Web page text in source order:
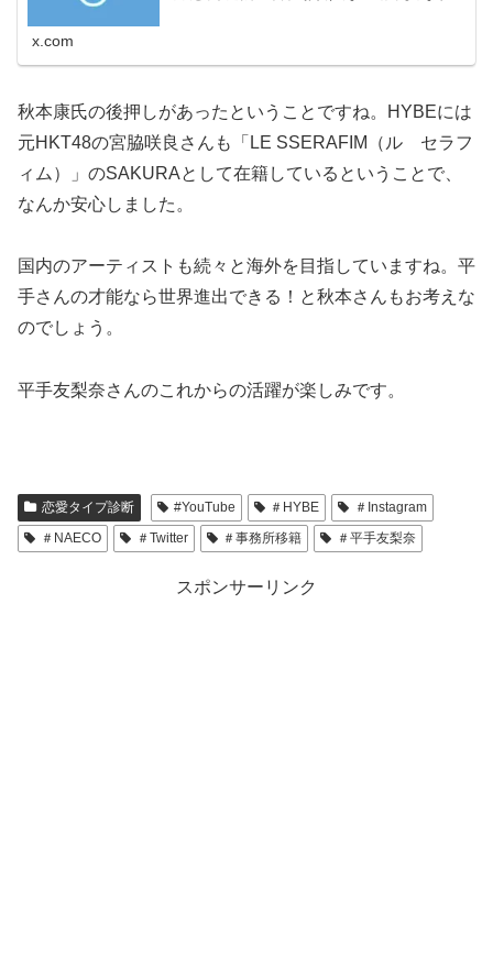
x.com
秋本康氏の後押しがあったということですね。HYBEには
元HKT48の宮脇咲良さんも「LE SSERAFIM（ル セラフ
ィム）」のSAKURAとして在籍しているということで、
なんか安心しました。
国内のアーティストも続々と海外を目指していますね。平
手さんの才能なら世界進出できる！と秋本さんもお考えな
のでしょう。
平手友梨奈さんのこれからの活躍が楽しみです。
恋愛タイプ診断 #YouTube ＃HYBE
＃Instagram
＃NAECO
＃Twitter ＃事務所移籍 ＃平手友梨奈
スポンサーリンク